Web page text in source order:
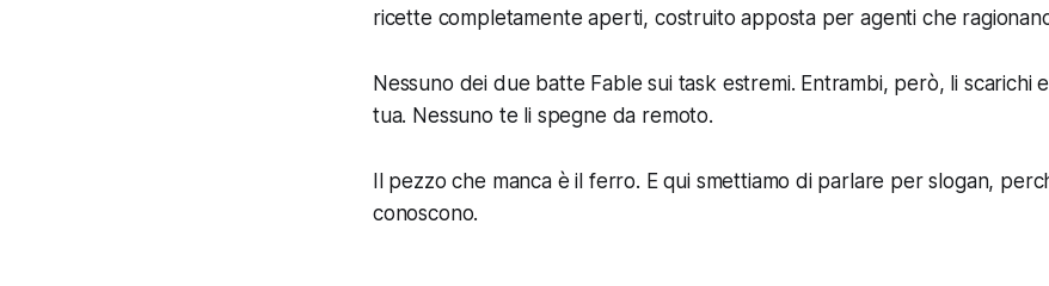
ricette completamente aperti, costruito apposta per agenti che
Nessuno dei due batte Fable sui task estremi. Entrambi, però, li scarichi
tua. Nessuno te li spegne da remoto.
Il pezzo che manca è il ferro. E qui smettiamo di parlare per slogan,
conoscono.